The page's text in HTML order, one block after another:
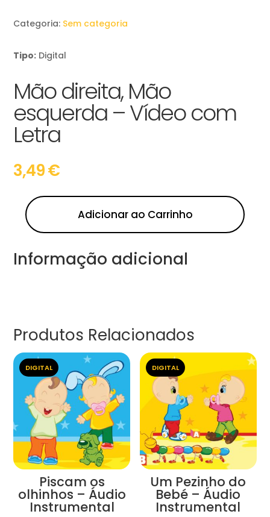
Categoria: Sem categoria
Tipo: Digital
Mão direita, Mão
esquerda – Vídeo com
Letra
3,49€
Adicionar ao Carrinho
Informação adicional
Produtos Relacionados
DIGITAL
Piscam os
olhinhos – Áudio
Instrumental
DIGITAL
Um Pezinho do
Bebé – Áudio
Instrumental